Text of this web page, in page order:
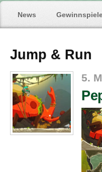
News
Jump & Run
5.